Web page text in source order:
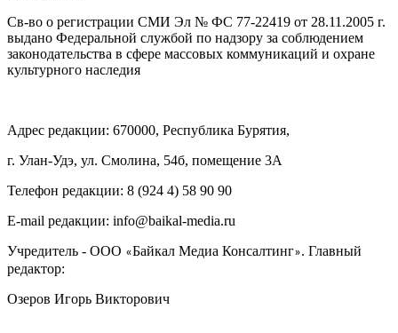
Св-во о регистрации СМИ Эл № ФС 77-22419 от 28.11.2005 г.
выдано Федеральной службой по надзору за соблюдением
законодательства в сфере массовых коммуникаций и охране
культурного наследия
Адрес редакции: 670000, Республика Бурятия,
г. Улан-Удэ, ул. Смолина, 54б, помещение 3А
Телефон редакции: ‎‎8 (924 4) 58 90 90
E-mail редакции: info@baikal-media.ru
Учредитель - ООО «Байкал Медиа Консалтинг». Главный
редактор:
Озеров Игорь Викторович